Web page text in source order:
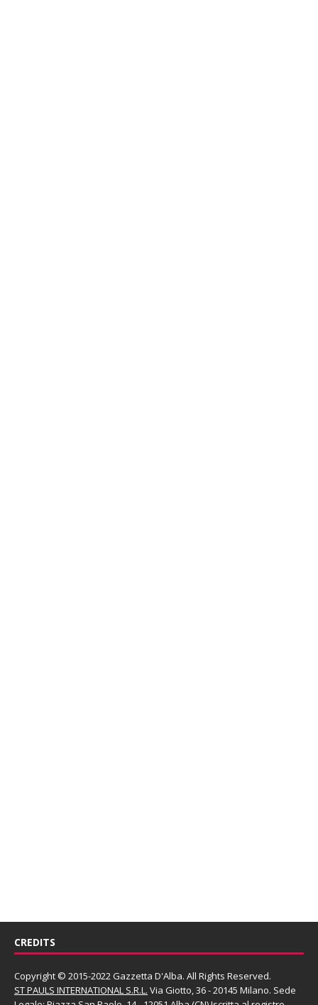
CREDITS
Copyright © 2015-2022 Gazzetta D'Alba. All Rights Reserved.
ST PAULS INTERNATIONAL S.R.L. Via Giotto, 36 - 20145 Milano. Sede